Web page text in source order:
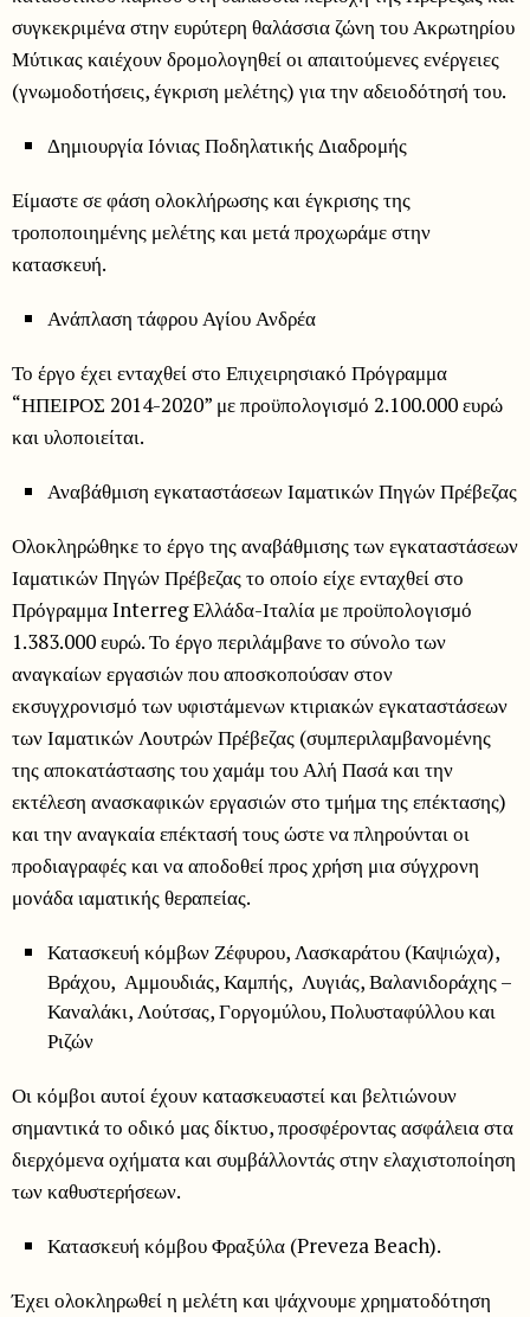
συγκεκριμένα στην ευρύτερη θαλάσσια ζώνη του Ακρωτηρίου
Μύτικας καιέχουν δρομολογηθεί οι απαιτούμενες ενέργειες
(γνωμοδοτήσεις, έγκριση μελέτης) για την αδειοδότησή του.
Δημιουργία Ιόνιας Ποδηλατικής Διαδρομής
Είμαστε σε φάση ολοκλήρωσης και έγκρισης της
τροποποιημένης μελέτης και μετά προχωράμε στην
κατασκευή.
Ανάπλαση τάφρου Αγίου Ανδρέα
Το έργο έχει ενταχθεί στο Επιχειρησιακό Πρόγραμμα
“ΗΠΕΙΡΟΣ 2014-2020” με προϋπολογισμό 2.100.000 ευρώ
και υλοποιείται.
Αναβάθμιση εγκαταστάσεων Ιαματικών Πηγών Πρέβεζας
Ολοκληρώθηκε το έργο της αναβάθμισης των εγκαταστάσεων
Ιαματικών Πηγών Πρέβεζας το οποίο είχε ενταχθεί στο
Πρόγραμμα Interreg Ελλάδα-Ιταλία με προϋπολογισμό
1.383.000 ευρώ. Το έργο περιλάμβανε το σύνολο των
αναγκαίων εργασιών που αποσκοπούσαν στον
εκσυγχρονισμό των υφιστάμενων κτιριακών εγκαταστάσεων
των Ιαματικών Λουτρών Πρέβεζας (συμπεριλαμβανομένης
της αποκατάστασης του χαμάμ του Αλή Πασά και την
εκτέλεση ανασκαφικών εργασιών στο τμήμα της επέκτασης)
και την αναγκαία επέκτασή τους ώστε να πληρούνται οι
προδιαγραφές και να αποδοθεί προς χρήση μια σύγχρονη
μονάδα ιαματικής θεραπείας.
Κατασκευή κόμβων Ζέφυρου, Λασκαράτου (Καψιώχα),
Βράχου, Αμμουδιάς, Καμπής, Λυγιάς, Βαλανιδοράχης –
Καναλάκι, Λούτσας, Γοργομύλου, Πολυσταφύλλου και
Ριζών
Οι κόμβοι αυτοί έχουν κατασκευαστεί και βελτιώνουν
σημαντικά το οδικό μας δίκτυο, προσφέροντας ασφάλεια στα
διερχόμενα οχήματα και συμβάλλοντάς στην ελαχιστοποίηση
των καθυστερήσεων.
Κατασκευή κόμβου Φραξύλα (Preveza Beach).
Έχει ολοκληρωθεί η μελέτη και ψάχνουμε χρηματοδότηση